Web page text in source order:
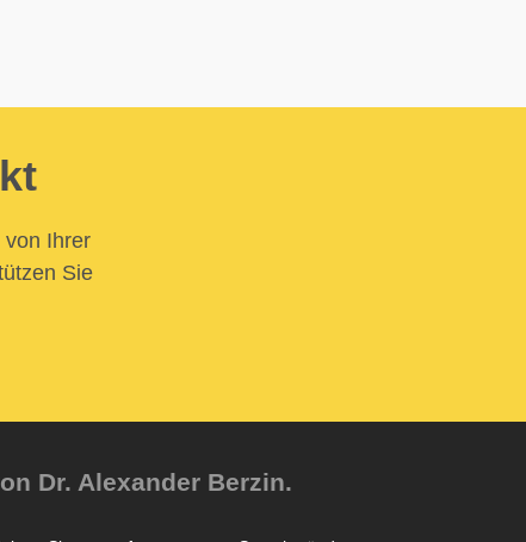
Ihrer
Sie
Dr. Alexander Berzin.